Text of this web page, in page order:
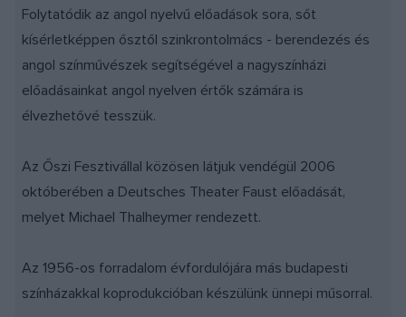
Folytatódik az angol nyelvű előadások sora, sőt
kísérletképpen ősztől szinkrontolmács - berendezés és
angol színművészek segítségével a nagyszínházi
előadásainkat angol nyelven értők számára is
élvezhetővé tesszük.
Az Őszi Fesztivállal közösen látjuk vendégül 2006
októberében a Deutsches Theater Faust előadását,
melyet Michael Thalheymer rendezett.
Az 1956-os forradalom évfordulójára más budapesti
színházakkal koprodukcióban készülünk ünnepi műsorral.